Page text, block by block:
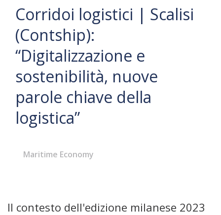
Corridoi logistici | Scalisi
(Contship):
“Digitalizzazione e
sostenibilità, nuove
parole chiave della
logistica”
Maritime Economy
Il contesto dell'edizione milanese 2023